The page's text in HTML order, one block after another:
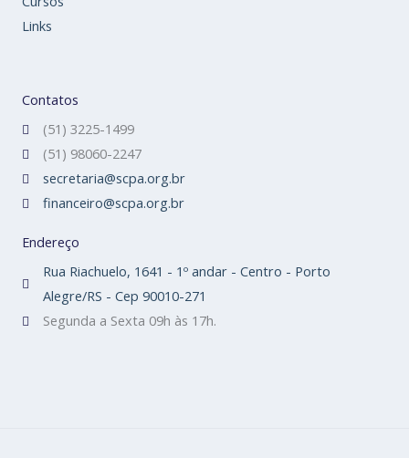
Links
Contatos
(51) 3225-1499
(51) 98060-2247
secretaria@scpa.org.br
financeiro@scpa.org.br
Endereço
Rua Riachuelo, 1641 - 1º andar - Centro - Porto
Alegre/RS - Cep 90010-271
Segunda a Sexta 09h às 17h.